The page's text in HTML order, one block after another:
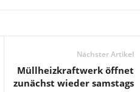
Nächster Artikel
Müllheizkraftwerk öffnet
zunächst wieder samstags